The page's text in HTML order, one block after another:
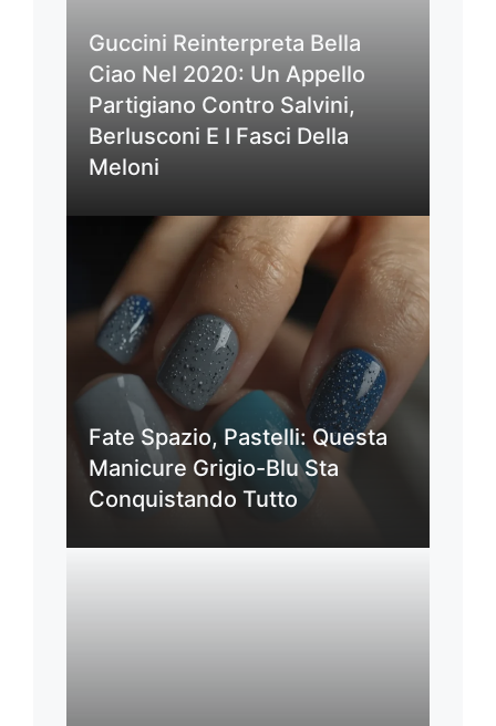
Guccini Reinterpreta Bella
Ciao Nel 2020: Un Appello
Partigiano Contro Salvini,
Berlusconi E I Fasci Della
Meloni
Fate Spazio, Pastelli: Questa
Manicure Grigio-Blu Sta
Conquistando Tutto